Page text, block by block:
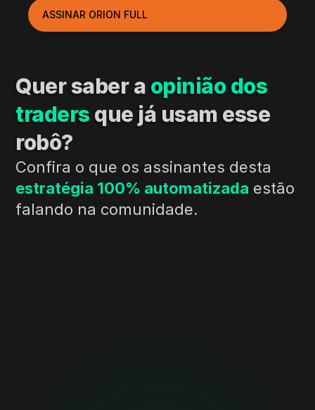
ASSINAR ORION FULL
Quer saber a opinião dos
traders que já usam esse
robô?
estratégia 100% automatizada estão
falando na comunidade.